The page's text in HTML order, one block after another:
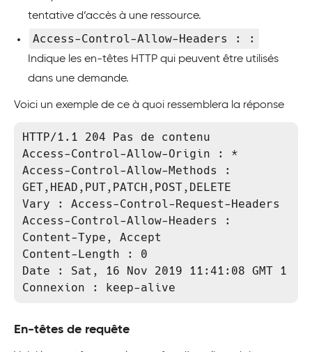
tentative d’accès à une ressource.
Access-Control-Allow-Headers : :
Indique les en-têtes HTTP qui peuvent être utilisés
dans une demande.
Voici un exemple de ce à quoi ressemblera la réponse
HTTP/1.1 204 Pas de contenu
Access-Control-Allow-Origin : *
Access-Control-Allow-Methods :
GET,HEAD,PUT,PATCH,POST,DELETE
Vary : Access-Control-Request-Headers
Access-Control-Allow-Headers :
Content-Type, Accept
Content-Length : 0
Date : Sat, 16 Nov 2019 11:41:08 GMT 1
Connexion : keep-alive
En-têtes de requête